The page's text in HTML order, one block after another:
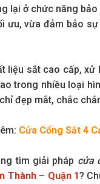
lại ở chức năng
ưu, vừa đảm bảo
liệu sắt cao cấp,
trong nhiều loại
đẹp mắt, chắc
Cửa Cổng Sắt 4
tìm giải pháp cửa
Thành – Quận 1?